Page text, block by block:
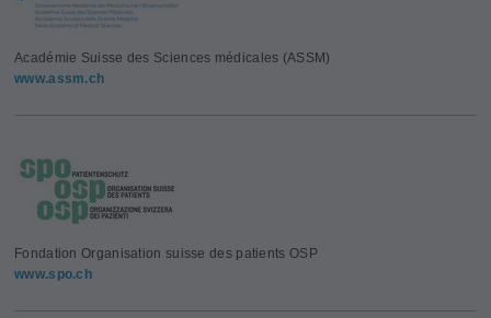
Académie Suisse des Sciences médicales (ASSM)
www.assm.ch
Fondation Organisation suisse des patients OSP
www.spo.ch